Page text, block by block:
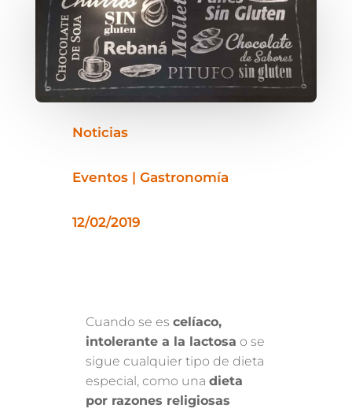
Noticias
Eventos | Gastronomía
12/02/2019
Cuando se escelíaco,
intolerante a la lactosa o se
sigue cualquier tipo de dieta
especial, como unadieta
por razones religiosas